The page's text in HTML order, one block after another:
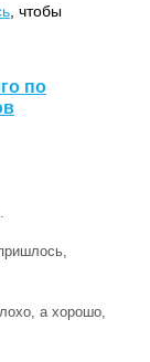
, чтобы
по
а хорошо,